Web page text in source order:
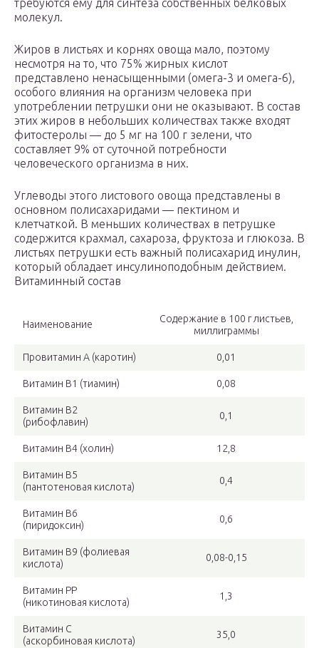
требуются ему для синтеза собственных белковых
молекул.
Жиров в листьях и корнях овоща мало, поэтому
несмотря на то, что 75% жирных кислот
представлено ненасыщенными (омега-3 и омега-6),
особого влияния на организм человека при
употреблении петрушки они не оказывают. В состав
этих жиров в небольших количествах также входят
фитостеролы — до 5 мг на 100 г зелени, что
составляет 9% от суточной потребности
человеческого организма в них.
Углеводы этого листового овоща представлены в
основном полисахаридами — пектином и
клетчаткой. В меньших количествах в петрушке
содержится крахмал, сахароза, фруктоза и глюкоза. В
листьях петрушки есть важный полисахарид инулин,
который обладает инсулиноподобным действием.
Витаминный состав
Наименование
Содержание в 100 г листьев,
миллиграммы
Провитамин А (каротин) 0,01
Витамин В1 (тиамин) 0,08
Витамин В2
(рибофлавин)
0,1
Витамин В4 (холин) 12,8
Витамин В5
(пантотеновая кислота)
0,4
Витамин В6
(пиридоксин)
0,6
Витамин В9 (фолиевая
кислота)
0,08-0,15
Витамин РР
(никотиновая кислота)
1,3
Витамин С
(аскорбиновая кислота)
35,0